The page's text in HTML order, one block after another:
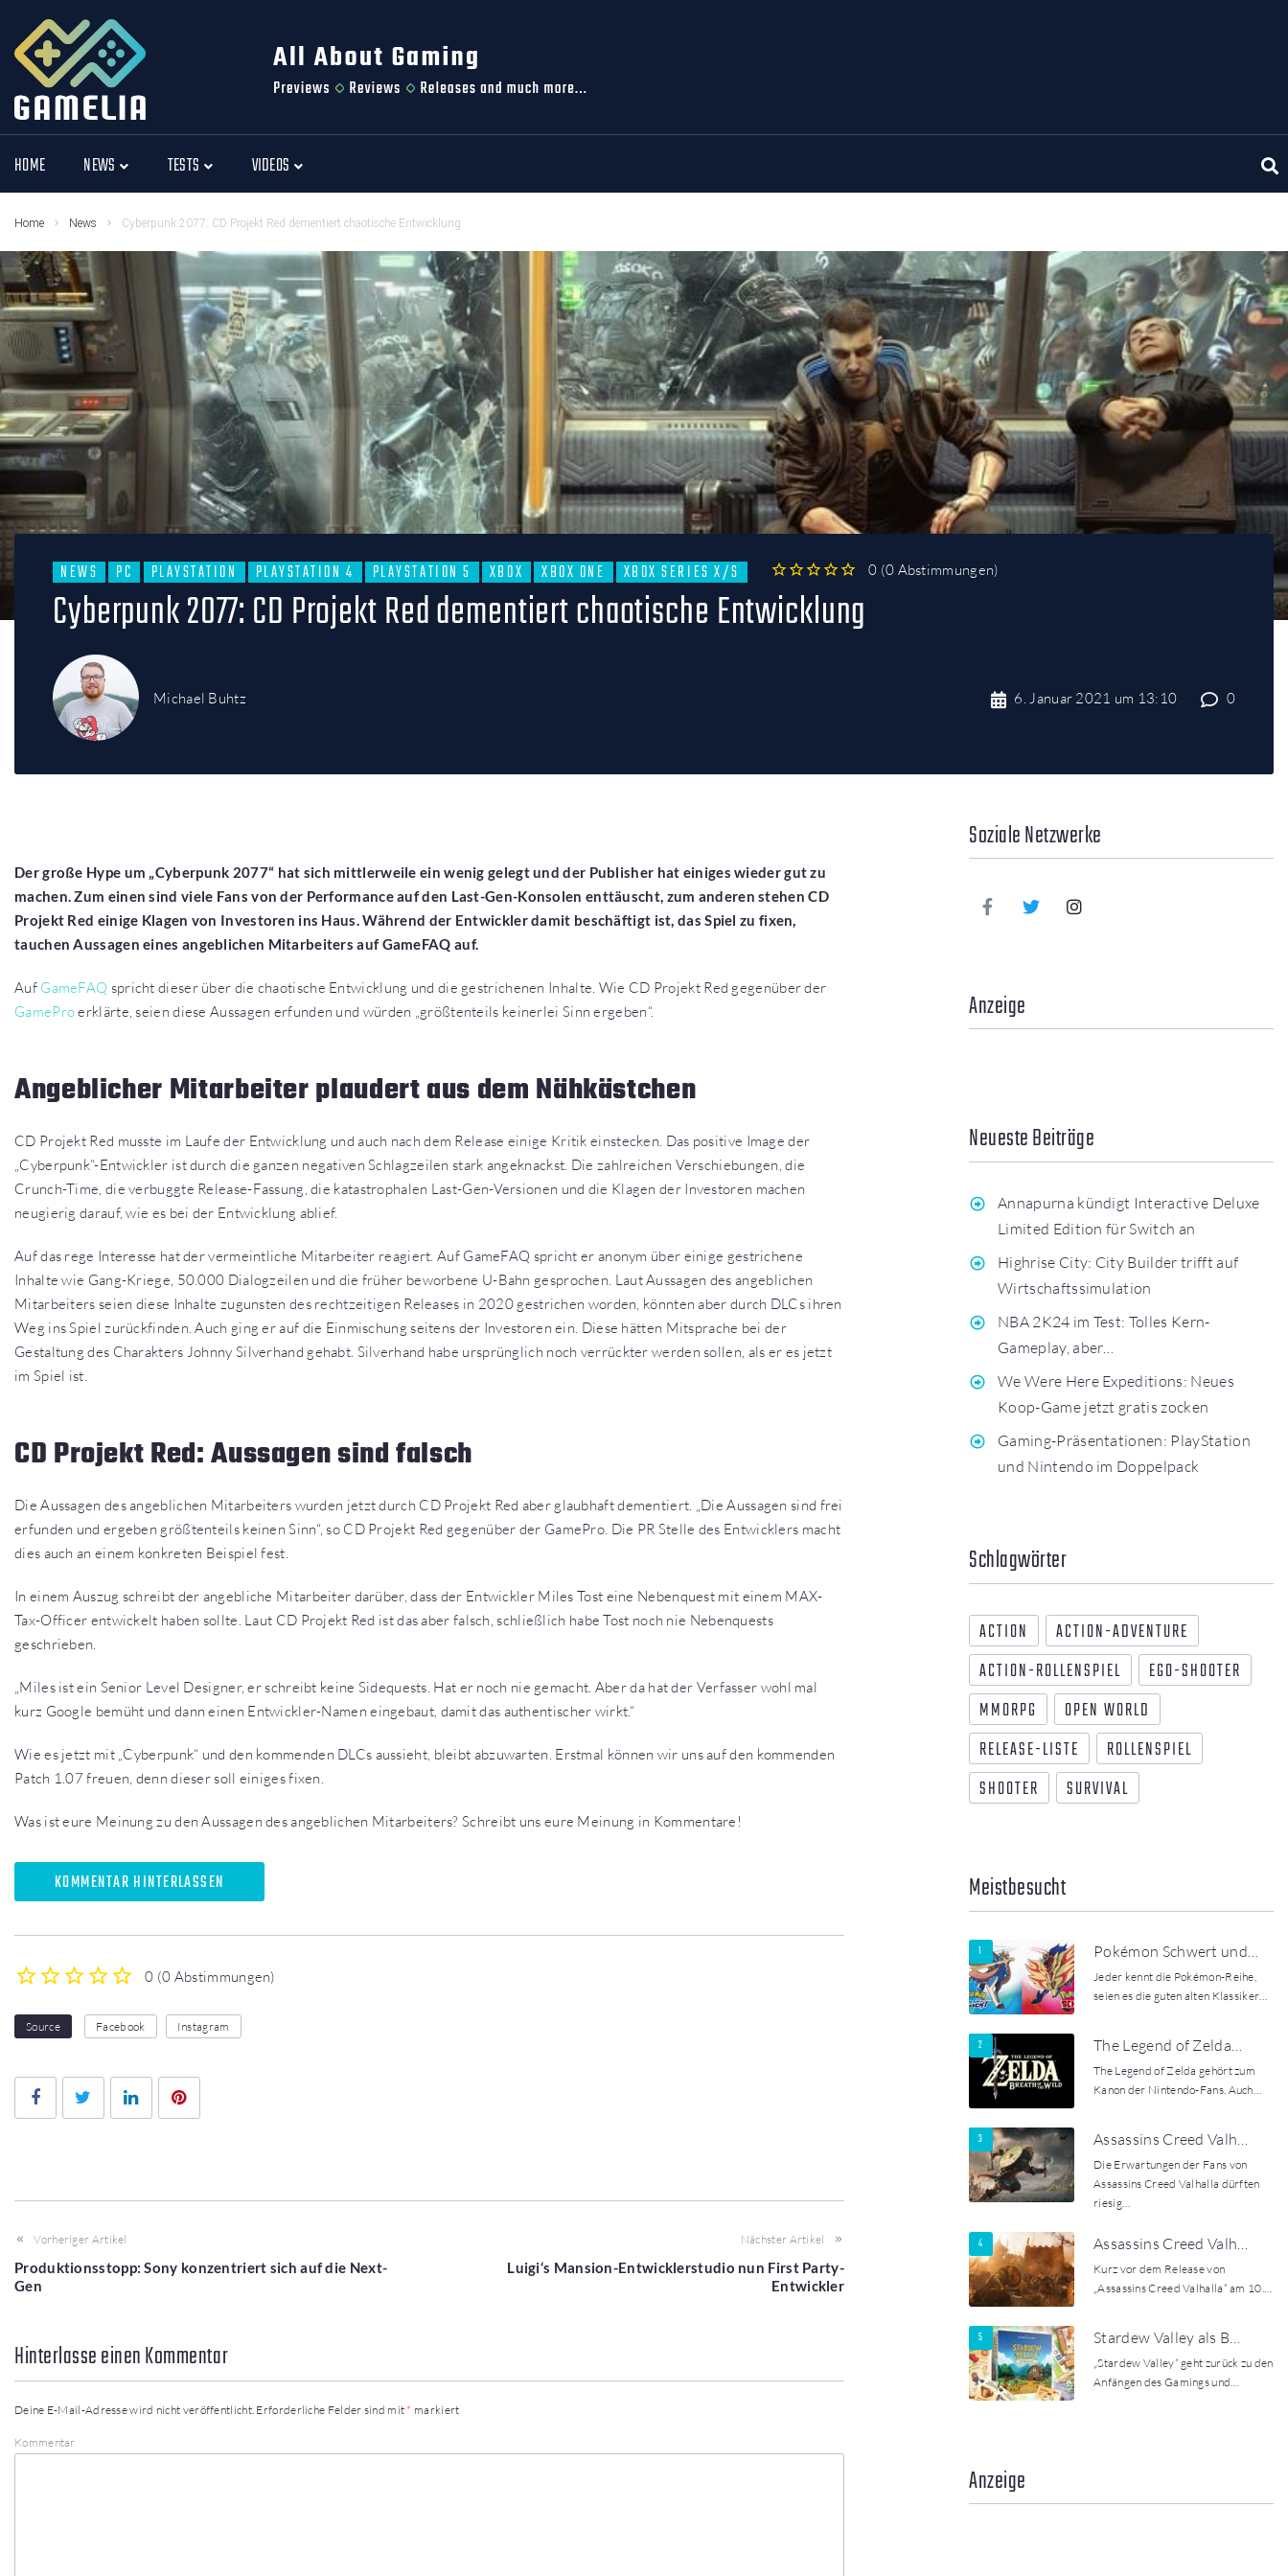
HOME NEWS TESTS VIDEOS
Home News Cyberpunk 2077: CD Projekt Red dementiert chaotische Entwicklung
NEWS PC PLAYSTATION PLAYSTATION 4 PLAYSTATION 5 XBOX XBOX ONE XBOX SERIES X/S 0 (0 Abstimmungen)
Cyberpunk 2077: CD Projekt Red dementiert chaotische Entwicklung
Michael Buhtz 6. Januar 2021 um 13:10 0
Der große Hype um „Cyberpunk 2077“ hat sich mittlerweile ein wenig gelegt und der Publisher hat einiges wieder gut zu
machen. Zum einen sind viele Fans von der Performance auf den Last-Gen-Konsolen enttäuscht, zum anderen stehen CD
Projekt Red einige Klagen von Investoren ins Haus. Während der Entwickler damit beschäftigt ist, das Spiel zu fixen,
tauchen Aussagen eines angeblichen Mitarbeiters auf GameFAQ auf.
Auf GameFAQ spricht dieser über die chaotische Entwicklung und die gestrichenen Inhalte. Wie CD Projekt Red gegenüber der
GameProerklärte, seien diese Aussagen erfunden und würden „größtenteils keinerlei Sinn ergeben“.
Angeblicher Mitarbeiter plaudert aus dem Nähkästchen
CD Projekt Red musste im Laufe der Entwicklung und auch nach dem Release einige Kritik einstecken. Das positive Image der
„Cyberpunk“-Entwickler ist durch die ganzen negativen Schlagzeilen stark angeknackst. Die zahlreichen Verschiebungen, die
Crunch-Time, die verbuggte Release-Fassung, die katastrophalen Last-Gen-Versionen und die Klagen der Investoren machen
neugierig darauf, wie es bei der Entwicklung ablief.
Auf das rege Interesse hat der vermeintliche Mitarbeiter reagiert. Auf GameFAQ spricht er anonym über einige gestrichene
Inhalte wie Gang-Kriege, 50.000 Dialogzeilen und die früher beworbene U-Bahn gesprochen. Laut Aussagen des angeblichen
Mitarbeiters seien diese Inhalte zugunsten des rechtzeitigen Releases in 2020 gestrichen worden, könnten aber durch DLCs ihren
Weg ins Spiel zurückfinden. Auch ging er auf die Einmischung seitens der Investoren ein. Diese hätten Mitsprache bei der
Gestaltung des Charakters Johnny Silverhand gehabt. Silverhand habe ursprünglich noch verrückter werden sollen, als er es jetzt
im Spiel ist.
CD Projekt Red: Aussagen sind falsch
Die Aussagen des angeblichen Mitarbeiters wurden jetzt durch CD Projekt Red aber glaubhaft dementiert. „Die Aussagen sind frei
erfunden und ergeben größtenteils keinen Sinn“, so CD Projekt Red gegenüber der GamePro. Die PR Stelle des Entwicklers macht
dies auch an einem konkreten Beispiel fest.
In einem Auszug schreibt der angebliche Mitarbeiter darüber, dass der Entwickler Miles Tost eine Nebenquest mit einem MAX-
Tax-Officer entwickelt haben sollte. Laut CD Projekt Red ist das aber falsch, schließlich habe Tost noch nie Nebenquests
geschrieben.
„Miles ist ein Senior Level Designer, er schreibt keine Sidequests. Hat er noch nie gemacht. Aber da hat der Verfasser wohl mal
kurz Google bemüht und dann einen Entwickler-Namen eingebaut, damit das authentischer wirkt.“
Wie es jetzt mit „Cyberpunk“ und den kommenden DLCs aussieht, bleibt abzuwarten. Erstmal können wir uns auf den kommenden
Patch 1.07 freuen, denn dieser soll einiges fixen.
Was ist eure Meinung zu den Aussagen des angeblichen Mitarbeiters? Schreibt uns eure Meinung in Kommentare!
KOMMENTAR HINTERLASSEN
0 (0 Abstimmungen)
Source Facebook Instagram
FacebookTwitter LinkedIn
Vorheriger Artikel
Produktionsstopp: Sony konzentriert sich auf die Next-
Gen
Nächster Artikel
Luigi‘s Mansion-Entwicklerstudio nun First Party-
Entwickler
Hinterlasse einen Kommentar
Deine E-Mail-Adresse wird nicht veröffentlicht. Erforderliche Felder sind mit * markiert
Kommentar
Soziale Netzwerke
Anzeige
Neueste Beiträge
Annapurna kündigt Interactive Deluxe
Limited Edition für Switch an
Highrise City: City Builder trifft auf
Wirtschaftssimulation
NBA 2K24 im Test: Tolles Kern-
Gameplay, aber…
We Were Here Expeditions: Neues
Koop-Game jetzt gratis zocken
Gaming-Präsentationen: PlayStation
und Nintendo im Doppelpack
Schlagwörter
ACTION
ACTION-ADVENTURE
ACTION-ROLLENSPIEL
EGO-SHOOTER
MMORPG
OPEN WORLD
RELEASE-LISTE
ROLLENSPIEL
SHOOTER
SURVIVAL
Meistbesucht
Pokémon Schwert und…
Jeder kennt die Pokémon-Reihe,
seien es die guten alten Klassiker…
The Legend of Zelda…
The Legend of Zelda gehört zum
Kanon der Nintendo-Fans. Auch…
Assassins Creed Valh…
Die Erwartungen der Fans von
Assassins Creed Valhalla dürften
riesig…
Assassins Creed Valh…
Kurz vor dem Release von
„Assassins Creed Valhalla“ am 10.…
Stardew Valley als B…
„Stardew Valley“ geht zurück zu den
Anfängen des Gamings und…
Anzeige